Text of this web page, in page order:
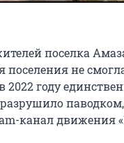
поселка
поселения не
2022 году
канал движения